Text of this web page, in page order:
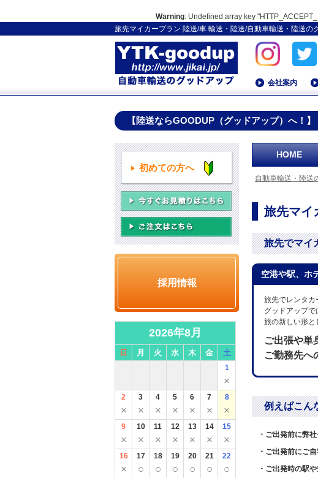
Warning: Undefined array key
旅先マイカープラン 陸送/車 輸送・陸送/自動車輸送・陸送の
会社案内
【陸送ならGOODUP（グッドアップ）へ！】
HOME
自動車輸送・陸送
旅先マイ
旅先でマイ
空港や駅、ホ
旅先でレンタカ
グッドアップで
旅の新しい形と
ご出張や単
ご勤務先へ
例えばこん
・ご出発前に弊
・ご出発前にご
・ご出発時の駅
初めての方へ
採用情報
2026年8月
日 月 火 水 木 金 土
1
×
2
×
3
×
4
×
5
×
6
×
7
×
8
×
9
×
10
×
11
×
12
×
13
×
14
×
15
×
16
×
17
○
18
○
19
○
20
○
21
○
22
○